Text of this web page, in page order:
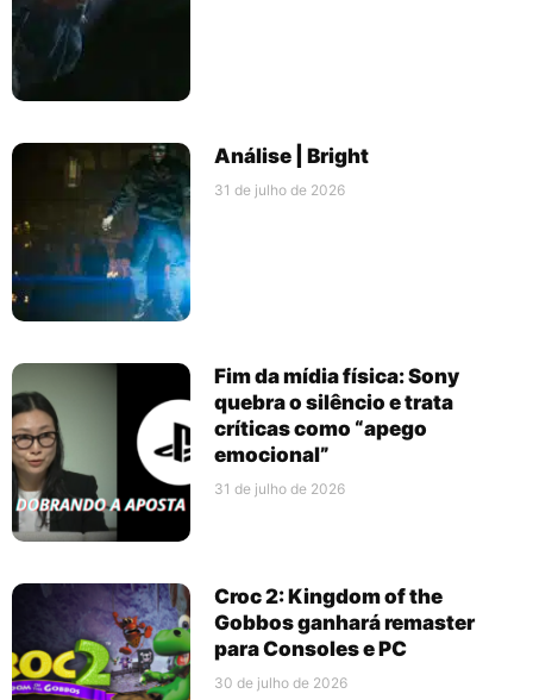
Análise | Bright
31 de julho de 2026
Fim da mídia física: Sony
quebra o silêncio e trata
críticas como “apego
emocional”
31 de julho de 2026
Croc 2: Kingdom of the
Gobbos ganhará remaster
para Consoles e PC
30 de julho de 2026